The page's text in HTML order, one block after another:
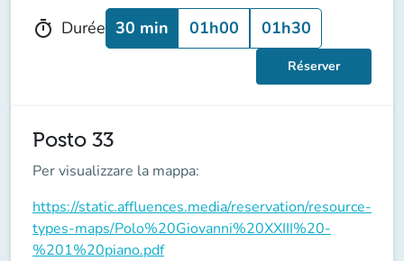
timer Durée 30 min 01h00 01h30
Réserver
Posto 33
Per visualizzare la mappa:
https://static.affluences.media/reservation/resource-
types-maps/Polo%20Giovanni%20XXIII%20-
%201%20piano.pdf